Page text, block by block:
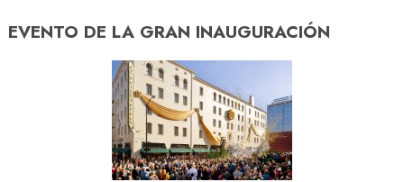
EVENTO DE LA GRAN INAUGURACIÓN